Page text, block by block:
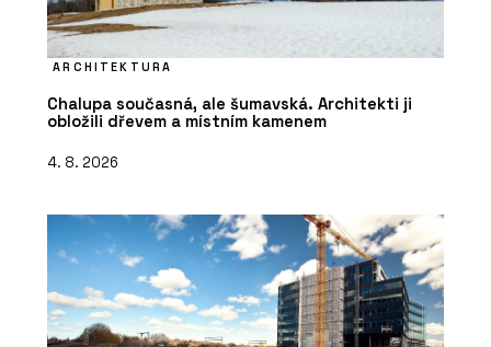
ARCHITEKTURA
Chalupa současná, ale šumavská. Architekti ji
obložili dřevem a místním kamenem
4. 8. 2026